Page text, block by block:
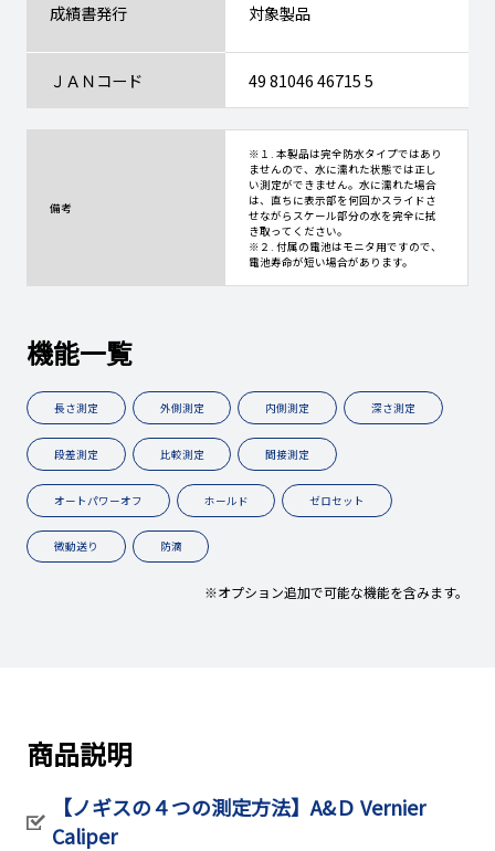
成績書発行 対象製品
ＪＡＮコード 49 81046 46715 5
備考
※１. 本製品は完全防水タイプではあり
ませんので、水に濡れた状態では正し
い測定ができません。水に濡れた場合
は、直ちに表示部を何回かスライドさ
せながらスケール部分の水を完全に拭
き取ってください。
※２. 付属の電池はモニタ用ですので、
電池寿命が短い場合があります。
機能一覧
長さ測定 外側測定 内側測定 深さ測定
段差測定 比較測定 間接測定
オートパワーオフ ホールド ゼロセット
微動送り 防滴
※オプション追加で可能な機能を含みます。
商品説明
【ノギスの４つの測定方法】A&Ｄ Vernier
Caliper